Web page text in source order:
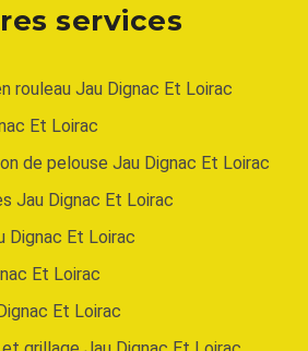
services
rouleau Jau Dignac Et Loirac
Et Loirac
de pelouse Jau Dignac Et Loirac
Jau Dignac Et Loirac
Dignac Et Loirac
Et Loirac
Et Loirac